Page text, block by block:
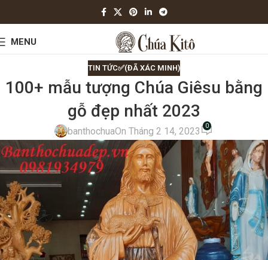
MENU
TIN TỨC✅(ĐÃ XÁC MINH)
100+ mẫu tượng Chúa Giêsu bằng
gỗ đẹp nhất 2023
banthochuaOn Tháng 2 14, 2023 0